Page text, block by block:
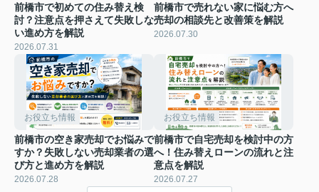
前橋市で初めての住み替え検
討？注意点を押さえて失敗しな
い進め方を解説
2026.07.31
前橋市で売れない家に悩む方へ
売却の相談先と改善策を解説
2026.07.30
お役立ち情報
前橋市の空き家売却でお悩みで
すか？失敗しない売却業者の選
び方と進め方を解説
2026.07.28
お役立ち情報
前橋市で自宅売却を検討中の方
へ！住み替えローンの流れと注
意点を解説
2026.07.27